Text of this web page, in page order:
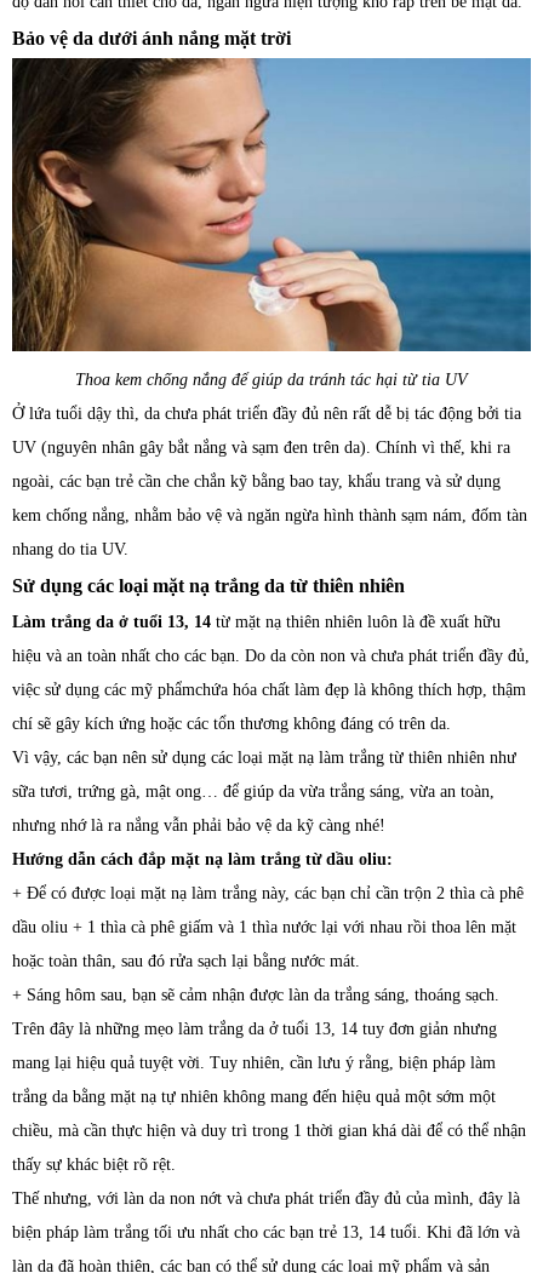
Bảo vệ da dưới ánh nắng mặt trời
Thoa kem chống nắng để giúp da tránh tác hại từ tia UV
Ở lứa tuổi dậy thì, da chưa phát triển đầy đủ nên rất dễ bị tác động bởi tia
UV (nguyên nhân gây bắt nắng và sạm đen trên da). Chính vì thế, khi ra
ngoài, các bạn trẻ cần che chắn kỹ bằng bao tay, khẩu trang và sử dụng
kem chống nắng, nhằm bảo vệ và ngăn ngừa hình thành sạm nám, đốm tàn
nhang do tia UV.
Sử dụng các loại mặt nạ trắng da từ thiên nhiên
Làm trắng da ở tuổi 13, 14 từ mặt nạ thiên nhiên luôn là đề xuất hữu
hiệu và an toàn nhất cho các bạn. Do da còn non và chưa phát triển đầy đủ,
việc sử dụng các mỹ phẩmchứa hóa chất làm đẹp là không thích hợp, thậm
chí sẽ gây kích ứng hoặc các tổn thương không đáng có trên da.
Vì vậy, các bạn nên sử dụng các loại mặt nạ làm trắng từ thiên nhiên như
sữa tươi, trứng gà, mật ong… để giúp da vừa trắng sáng, vừa an toàn,
nhưng nhớ là ra nắng vẫn phải bảo vệ da kỹ càng nhé!
Hướng dẫn cách đắp mặt nạ làm trắng từ dầu oliu:
+ Để có được loại mặt nạ làm trắng này, các bạn chỉ cần trộn 2 thìa cà phê
dầu oliu + 1 thìa cà phê giấm và 1 thìa nước lại với nhau rồi thoa lên mặt
hoặc toàn thân, sau đó rửa sạch lại bằng nước mát.
+ Sáng hôm sau, bạn sẽ cảm nhận được làn da trắng sáng, thoáng sạch.
Trên đây là những mẹ​o làm trắng da ở tuổi 13, 14 tuy đơn giản nhưng
mang lại hiệu quả tuyệt vời. Tuy nhiên, cần lưu ý rằng, biện pháp làm
trắng da bằng mặt nạ tự nhiên không mang đến hiệu quả một sớm một
chiều, mà cần thực hiện và duy trì trong 1 thời gian khá dài để có thể nhận
thấy sự khác biệt rõ rệt.
Thế nhưng, với làn da non nớt và chưa phát triển đầy đủ của mình, đây là
biện pháp làm trắng tối ưu nhất cho các bạn trẻ 13, 14 tuổi. Khi đã lớn và
làn da đã hoàn thiện, các bạn có thể sử dụng các loại mỹ phẩm và sản